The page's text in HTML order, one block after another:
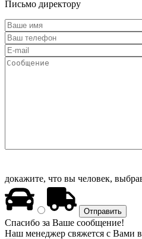
Письмо директору
докажите, что вы человек,
Спасибо за Ваше сообщение!
Наш менеджер свяжется с Вами